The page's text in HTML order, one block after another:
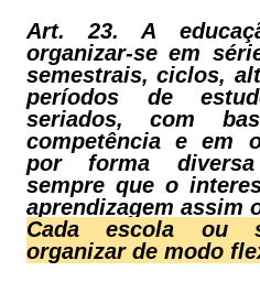
Art. 23. A
organizar-se em
semestrais, ciclos,
períodos de
seriados, com
competência e em
por forma
sempre que o
aprendizagem assim
Cada escola ou
organizar de modo